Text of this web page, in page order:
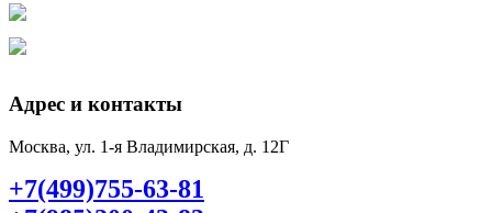
Адрес и контакты
Москва, ул. 1-я Владимирская, д. 12Г
+7(499)755-63-81